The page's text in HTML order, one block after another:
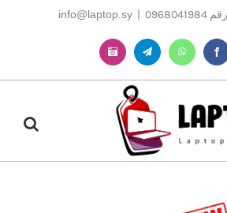
|
info@laptop.sy
Facebook
WhatsApp
Telegram
Instagram